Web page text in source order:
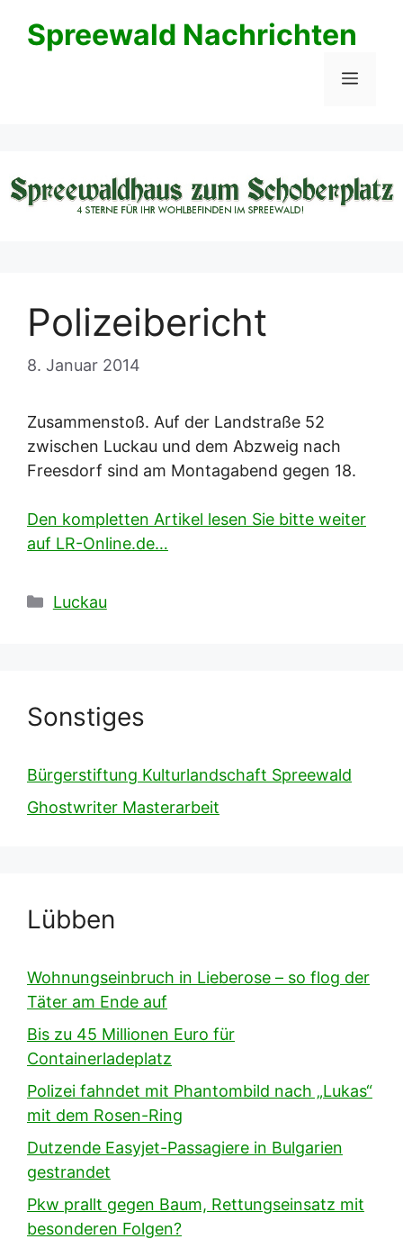
InhaltSpreewald Nachrichten
Menü
Polizeibericht
8. Januar 2014
Zusammenstoß. Auf der Landstraße 52
zwischen Luckau und dem Abzweig nach
Freesdorf sind am Montagabend gegen 18.
Den kompletten Artikel lesen Sie bitte weiter
auf LR-Online.de…
Kategorien
Luckau
Sonstiges
Bürgerstiftung Kulturlandschaft Spreewald
Ghostwriter Masterarbeit
Lübben
Wohnungseinbruch in Lieberose – so flog der
Täter am Ende auf
Bis zu 45 Millionen Euro für
Containerladeplatz
Polizei fahndet mit Phantombild nach „Lukas“
mit dem Rosen-Ring
Dutzende Easyjet-Passagiere in Bulgarien
gestrandet
Pkw prallt gegen Baum, Rettungseinsatz mit
besonderen Folgen?